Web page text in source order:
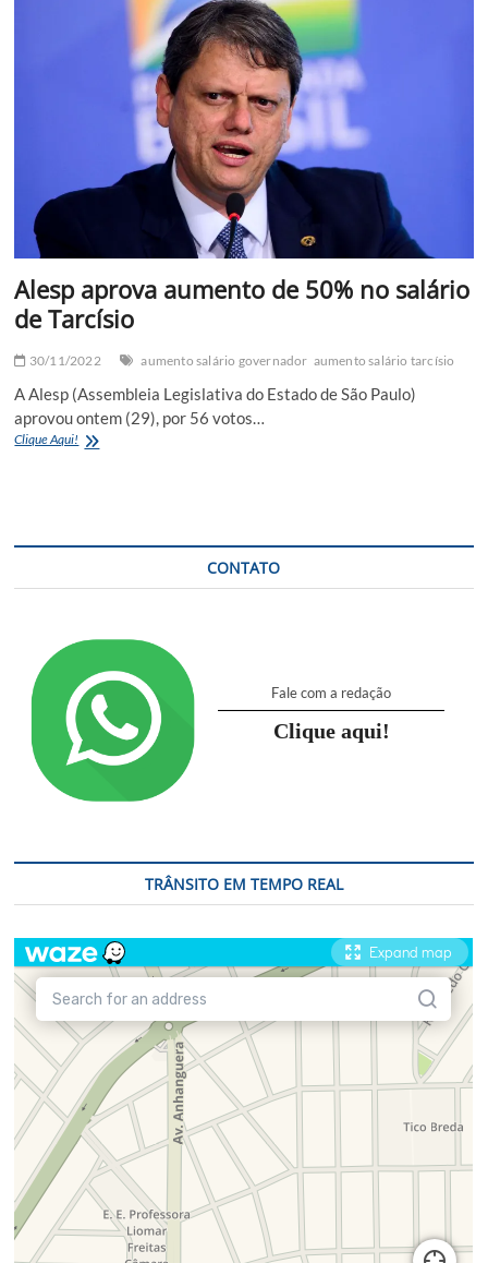
Alesp aprova aumento de 50% no salário
de Tarcísio
30/11/2022 aumento salário governador aumento salário tarcísio
A Alesp (Assembleia Legislativa do Estado de São Paulo)
aprovou ontem (29), por 56 votos…
Clique Aqui! Alesp
Tarcísio
CONTATO
Fale com a redação
Clique aqui!
TRÂNSITO EM TEMPO REAL